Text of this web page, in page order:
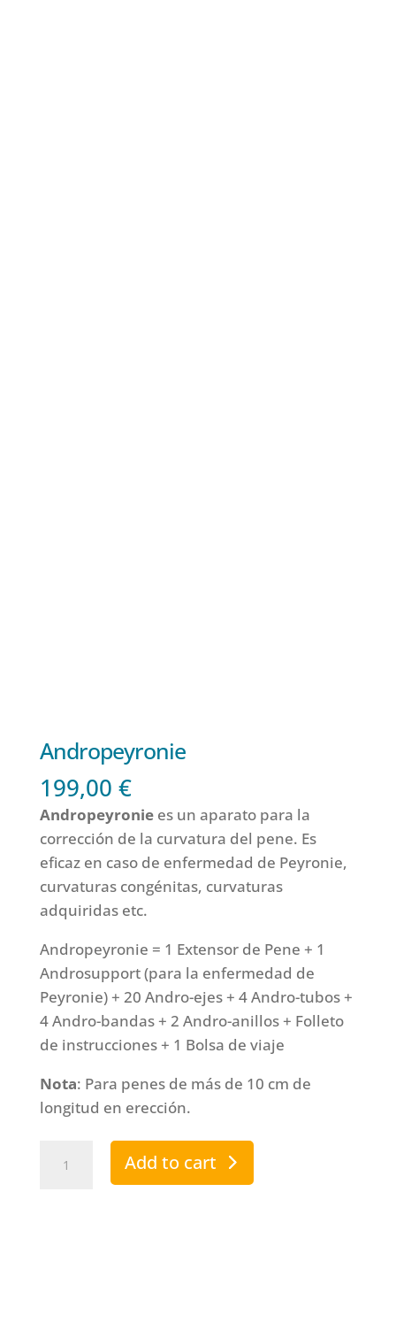
Andropeyronie
199,00 €
Andropeyroniees un aparato para la
corrección de la curvatura del pene. Es
eficaz en caso de enfermedad de Peyronie,
curvaturas congénitas, curvaturas
adquiridas etc.
Andropeyronie = 1 Extensor de Pene + 1
Androsupport (para la enfermedad de
Peyronie) + 20 Andro-ejes + 4 Andro-tubos +
4 Andro-bandas + 2 Andro-anillos + Folleto
de instrucciones + 1 Bolsa de viaje
Nota: Para penes de más de 10 cm de
longitud en erección.
Andropeyronie
quantity
Add to cart